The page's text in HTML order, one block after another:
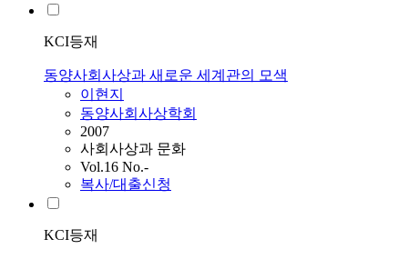
KCI등재
동양사회사상과 새로운 세계관의 모색
이현지
동양사회사상학회
2007
사회사상과 문화
Vol.16 No.-
복사/대출신청
KCI등재